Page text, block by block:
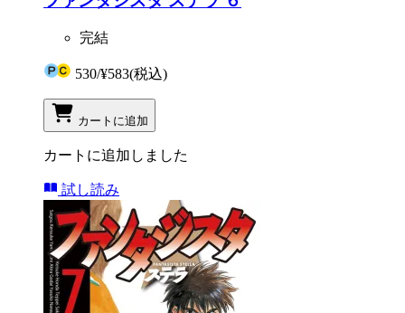
完結
530/¥583(税込)
カートに追加
カートに追加しました
試し読み